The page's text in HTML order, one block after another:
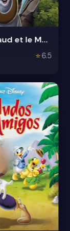
Le Crapaud et le Maître d’école
⭐6.5